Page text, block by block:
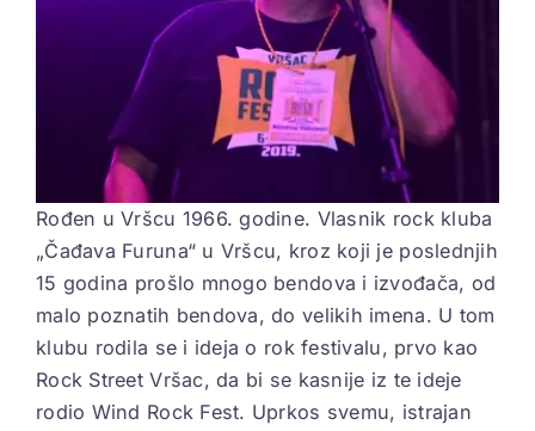
Rođen u Vršcu 1966. godine. Vlasnik rock kluba
„Čađava Furuna“ u Vršcu, kroz koji je poslednjih
15 godina prošlo mnogo bendova i izvođača, od
malo poznatih bendova, do velikih imena. U tom
klubu rodila se i ideja o rok festivalu, prvo kao
Rock Street Vršac, da bi se kasnije iz te ideje
rodio Wind Rock Fest. Uprkos svemu, istrajan